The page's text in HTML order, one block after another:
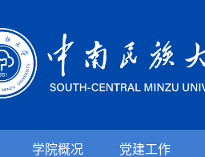
学院概况 党建工作